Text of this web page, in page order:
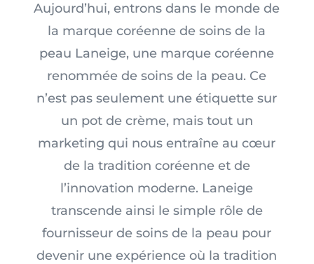
Aujourd’hui, entrons dans le monde de
la marque coréenne de soins de la
peau Laneige, une marque coréenne
renommée de soins de la peau. Ce
n’est pas seulement une étiquette sur
un pot de crème, mais tout un
marketing qui nous entraîne au cœur
de la tradition coréenne et de
l’innovation moderne. Laneige
transcende ainsi le simple rôle de
fournisseur de soins de la peau pour
devenir une expérience où la tradition